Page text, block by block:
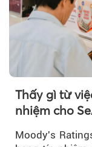
Thấy gì từ
nhiệm cho
Moody's